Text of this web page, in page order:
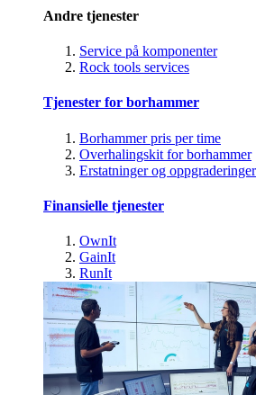
Andre tjenester
Service på komponenter
Rock tools services
Tjenester for borhammer
Borhammer pris per time
Overhalingskit for borhammer
Erstatninger og
Finansielle tjenester
OwnIt
GainIt
RunIt